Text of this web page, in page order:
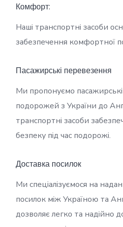
Комфорт:
Наші транспортні засоби
забезпечення комфортної
Пасажирські перевезення
Ми пропонуємо
подорожей з України до
транспортні засоби
безпеку під час подорожі.
Доставка посилок
Ми спеціалізуємося на
посилок між Україною та
дозволяє легко та надійно